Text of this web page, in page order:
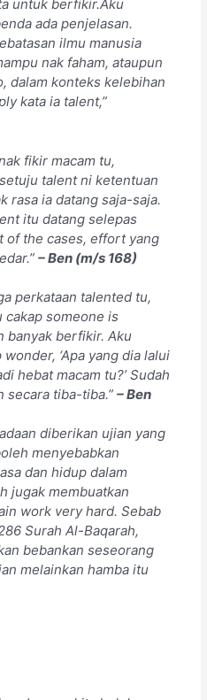
untuk berfikir.Aku
ada penjelasan.
ilmu manusia
nak faham, ataupun
dalam konteks kelebihan
kata ia talent,”
fikir macam tu,
talent ni ketentuan
rasa ia datang saja-saja.
itu datang selepas
of the cases, effort yang
–Ben (m/s 168)
perkataan talented tu,
cakap someone is
banyak berfikir. Aku
‘Apa yang dia lalui
hebat macam tu?’ Sudah
secara tiba-tiba.” – Ben
diberikan ujian yang
menyebabkan
dan hidup dalam
jugak membuatkan
work very hard. Sebab
Surah Al-Baqarah,
bebankan seseorang
melainkan hamba itu